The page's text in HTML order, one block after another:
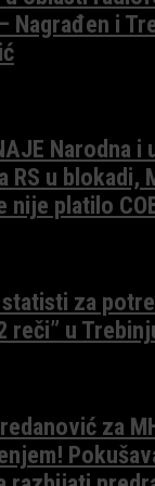
Nagrađen i
Narodna
RS u blokadi,
nije platilo
za
reči” u
za